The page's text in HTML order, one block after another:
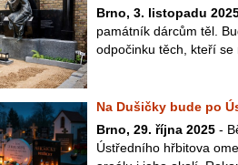
Brno, 3. listopadu
památník dárcům těl.
odpočinku těch, kteří se
Na Dušičky bude po
Brno, 29. října 2025 -
Ústředního hřbitova